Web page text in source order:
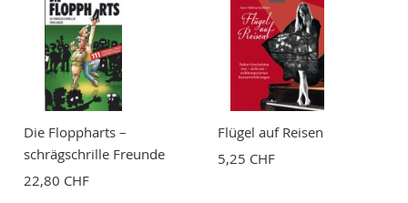
Die Floppharts –
schrägschrille Freunde
22,80 CHF
Flügel auf Reisen
5,25 CHF